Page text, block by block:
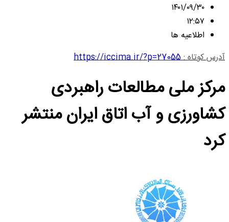
۱۴۰۱/۰۹/۳۰
۱۲:۵۷
اطلاعیه ها
آدرس کوتاه :https://iccima.ir/?p=27055
مرکز ملی مطالعات راهبردی
کشاورزی و آب اتاق ایران منتشر
کرد